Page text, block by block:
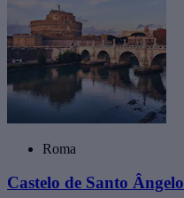
Roma
Castelo de Santo Ângelo